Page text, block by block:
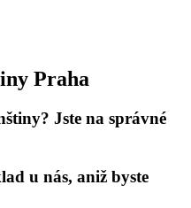
Praha
Jste na správné
u nás, aniž byste